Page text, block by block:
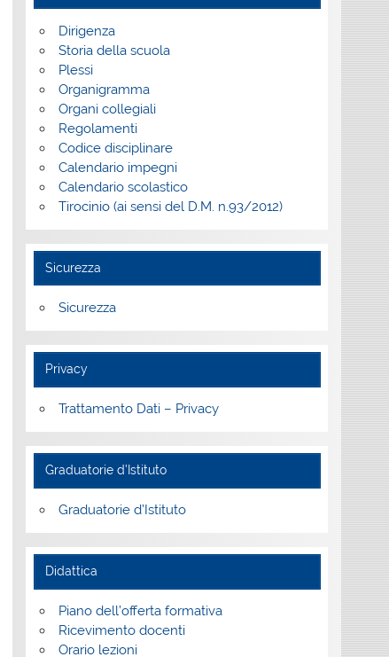
Dirigenza
Storia della scuola
Plessi
Organigramma
Organi collegiali
Regolamenti
Codice disciplinare
Calendario impegni
Calendario scolastico
Tirocinio (ai sensi del D.M. n.93/2012)
Sicurezza
Sicurezza
Privacy
Trattamento Dati – Privacy
Graduatorie d’Istituto
Graduatorie d’Istituto
Didattica
Piano dell’offerta formativa
Ricevimento docenti
Orario lezioni